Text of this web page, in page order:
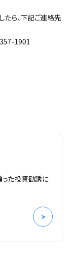
たら、下記ご連絡先
1901
った投資勧誘に